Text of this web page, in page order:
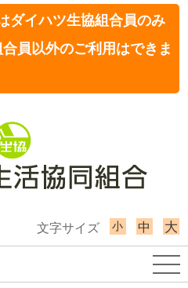
ダイハツ生協組合員のみ
員以外のご利用はできま
文字サイズ 小 中 大